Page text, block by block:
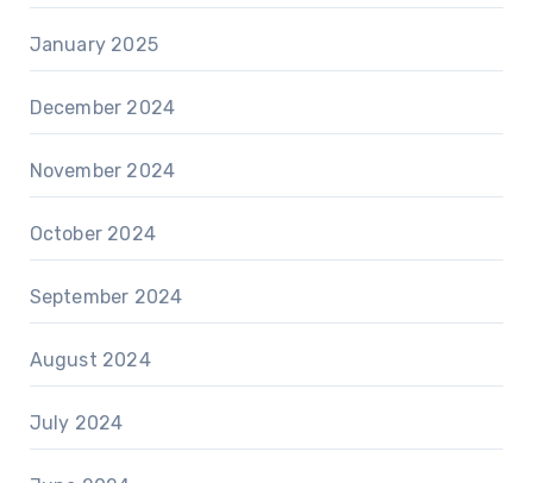
January 2025
December 2024
November 2024
October 2024
September 2024
August 2024
July 2024